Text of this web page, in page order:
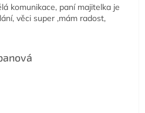
komunikace, paní majitelka je
věci super ,mám radost,
je 5 z 5 hvězdiček.